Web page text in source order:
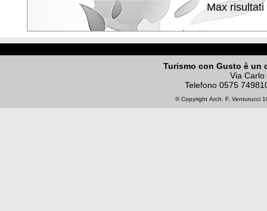
Max risultati
Turismo con Gusto è un
Via
Telefono 0575
© Copyright Arch. F. Venturucci